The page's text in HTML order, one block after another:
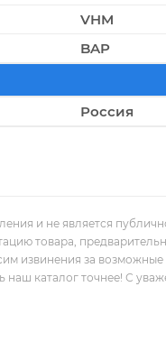
VHM
BAP
Россия
и не является
товара,
извинения за
каталог точнее! С